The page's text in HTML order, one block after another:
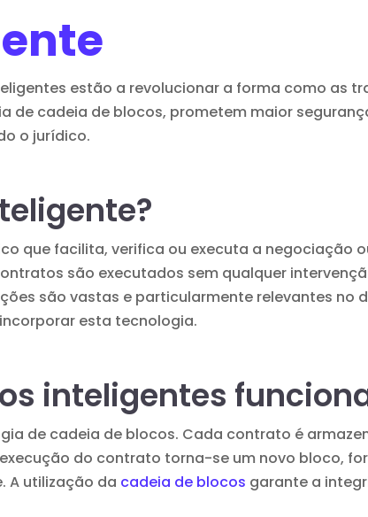
estão a revolucionar a forma como as
de cadeia de blocos, prometem maior
o jurídico.
que facilita, verifica ou executa a negociação
são executados sem qualquer
são vastas e particularmente relevantes no
esta tecnologia.
inteligentes
de cadeia de blocos. Cada contrato é
do contrato torna-se um novo bloco,
A utilização da cadeia de blocos garante a